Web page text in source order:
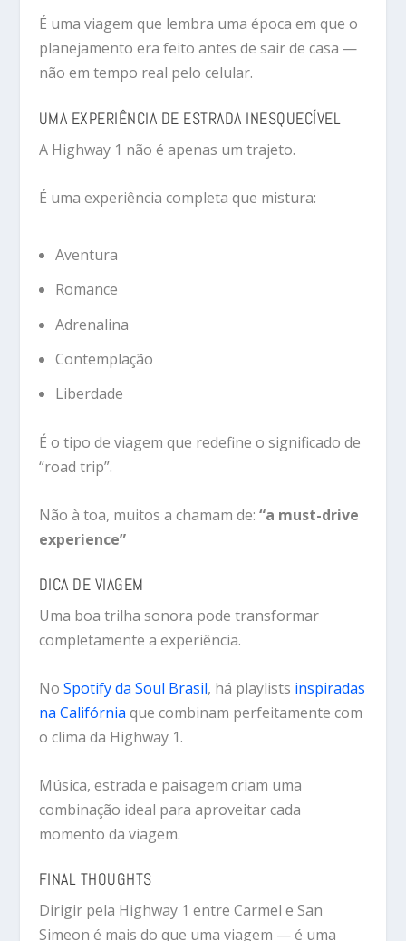
É uma viagem que lembra uma época em que o
planejamento era feito antes de sair de casa —
não em tempo real pelo celular.
UMA EXPERIÊNCIA DE ESTRADA INESQUECÍVEL
A Highway 1 não é apenas um trajeto.
É uma experiência completa que mistura:
Aventura
Romance
Adrenalina
Contemplação
Liberdade
É o tipo de viagem que redefine o significado de
“road trip”.
Não à toa, muitos a chamam de: “a must-drive
experience”
DICA DE VIAGEM
Uma boa trilha sonora pode transformar
completamente a experiência.
No Spotify da Soul Brasil, há playlists inspiradas
na Califórnia que combinam perfeitamente com
o clima da Highway 1.
Música, estrada e paisagem criam uma
combinação ideal para aproveitar cada
momento da viagem.
FINAL THOUGHTS
Dirigir pela Highway 1 entre Carmel e San
Simeon é mais do que uma viagem — é uma